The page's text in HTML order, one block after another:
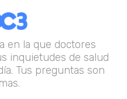
en la que doctores
inquietudes de salud
Tus preguntas son